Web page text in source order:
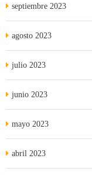
septiembre 2023
agosto 2023
julio 2023
junio 2023
mayo 2023
abril 2023